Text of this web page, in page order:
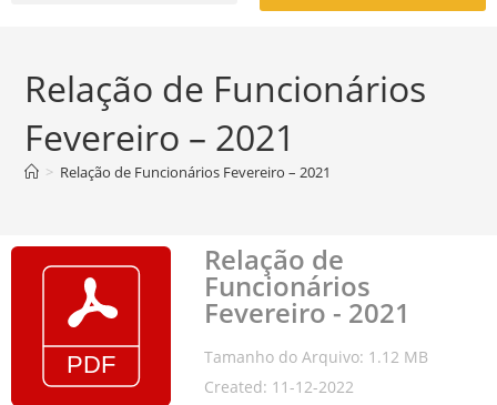
Relação de Funcionários
Fevereiro – 2021
> Relação de Funcionários Fevereiro – 2021
Relação de
Funcionários
Fevereiro - 2021
Tamanho do Arquivo: 1.12 MB
Created: 11-12-2022